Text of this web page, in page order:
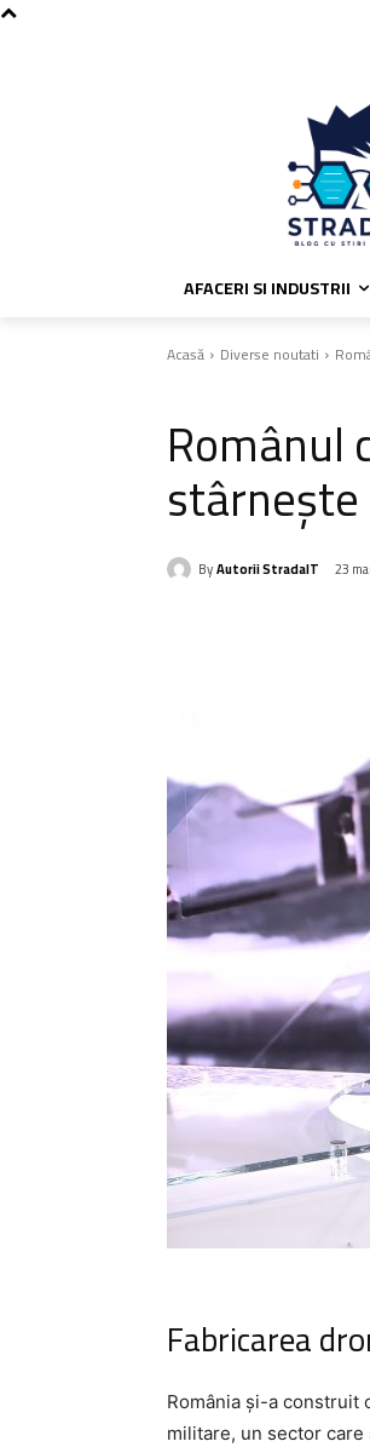
AFACERI SI INDUSTRII
Acasă Diverse noutati
Românul
ByAutorii StradaIT 23
Fabricarea
România și-a construit
militare, un sector